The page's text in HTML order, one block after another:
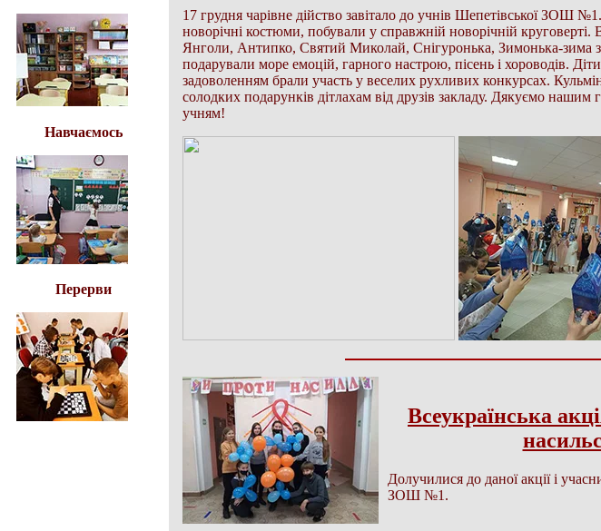
Навчаємось
Перерви
17 грудня чарівне дійство завітало до учнів Шепетівської ЗОШ
новорічні костюми, побували у справжній новорічній круговерті.
Янголи, Антипко, Святий Миколай, Снігуронька, Зимонька-зима
подарували море емоцій, гарного настрою, пісень і хороводів.
задоволенням брали участь у веселих рухливих конкурсах.
солодких подарунків дітлахам від друзів закладу. Дякуємо нашим
учням!
Всеукраїнська
Долучилися до даної акції і
ЗОШ №1.